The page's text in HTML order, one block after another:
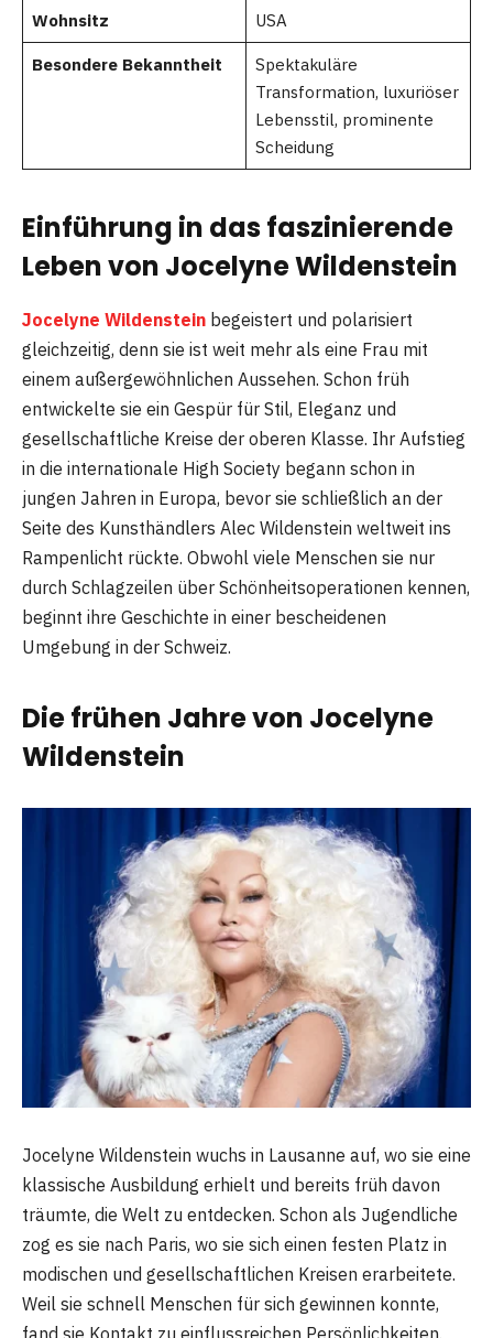
Wohnsitz USA
Besondere Bekanntheit
Spektakuläre
Transformation, luxuriöser
Lebensstil, prominente
Scheidung
Einführung in das faszinierende
Leben von Jocelyne Wildenstein
Jocelyne Wildenstein begeistert und polarisiert
gleichzeitig, denn sie ist weit mehr als eine Frau mit
einem außergewöhnlichen Aussehen. Schon früh
entwickelte sie ein Gespür für Stil, Eleganz und
gesellschaftliche Kreise der oberen Klasse. Ihr Aufstieg
in die internationale High Society begann schon in
jungen Jahren in Europa, bevor sie schließlich an der
Seite des Kunsthändlers Alec Wildenstein weltweit ins
Rampenlicht rückte. Obwohl viele Menschen sie nur
durch Schlagzeilen über Schönheitsoperationen kennen,
beginnt ihre Geschichte in einer bescheidenen
Umgebung in der Schweiz.
Die frühen Jahre von Jocelyne
Wildenstein
Jocelyne Wildenstein wuchs in Lausanne auf, wo sie eine
klassische Ausbildung erhielt und bereits früh davon
träumte, die Welt zu entdecken. Schon als Jugendliche
zog es sie nach Paris, wo sie sich einen festen Platz in
modischen und gesellschaftlichen Kreisen erarbeitete.
Weil sie schnell Menschen für sich gewinnen konnte,